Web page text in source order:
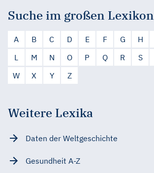
Suche im großen Lexikon
A B C D E F G H
L
M N O P Q R S
W
X Y Z
Weitere Lexika
Daten der Weltgeschichte
Gesundheit A-Z